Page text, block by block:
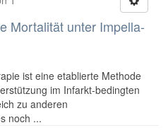
Mortalität unter Impella-
ist eine etablierte Methode
im Infarkt-bedingten
zu anderen
noch ...